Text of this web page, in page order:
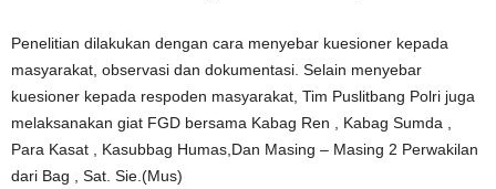
Penelitian dilakukan dengan cara menyebar kuesioner kepada
masyarakat, observasi dan dokumentasi. Selain menyebar
kuesioner kepada respoden masyarakat, Tim Puslitbang Polri juga
melaksanakan giat FGD bersama Kabag Ren , Kabag Sumda ,
Para Kasat , Kasubbag Humas,Dan Masing – Masing 2 Perwakilan
dari Bag , Sat. Sie.(Mus)